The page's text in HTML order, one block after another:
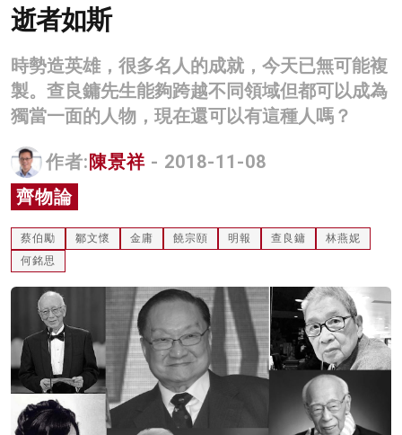
生活
商業
科技
影片
名家榜
灼見活動
關於我們
逝者如斯
時勢造英雄，很多名人的成就，今天已無可能複
製。查良鏞先生能夠跨越不同領域但都可以成為
獨當一面的人物，現在還可以有這種人嗎？
作者: 陳景祥 - 2018-11-08
齊物論
蔡伯勵 鄒文懷 金庸 饒宗頤 明報 查良鏞
林燕妮
何銘思